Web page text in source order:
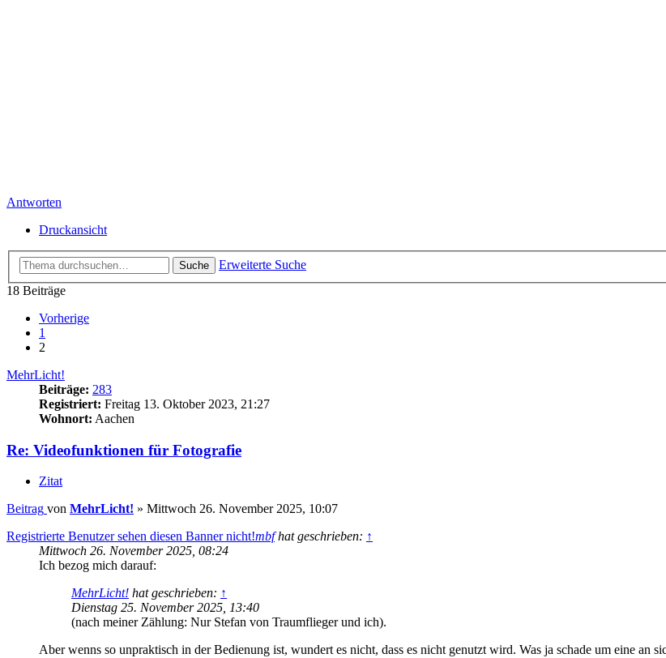
Antworten
Druckansicht
Suche
Erweiterte Suche
18 Beiträge
Vorherige
1
2
MehrLicht!
Beiträge: 283
Registriert: Freitag 13. Oktober 2023, 21:27
Wohnort: Aachen
Re: Videofunktionen für Fotografie
Zitat
Beitrag von MehrLicht! » Mittwoch 26. November 2025, 10:07
Registrierte Benutzer sehen diesen Banner nicht!mbfhat geschrieben: ↑
Mittwoch 26. November 2025, 08:24
Ich bezog mich darauf:
MehrLicht! hat geschrieben: ↑
Dienstag 25. November 2025, 13:40
(nach meiner Zählung: Nur Stefan von Traumflieger und ich).
Aber wenns so unpraktisch in der Bedienung ist, wundert es nicht, dass es nicht genutzt wird. Was ja schade um eine an